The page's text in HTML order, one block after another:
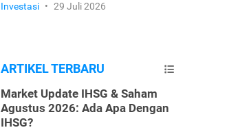
Investasi • 29 Juli 2026
ARTIKEL TERBARU
Market Update IHSG & Saham
Agustus 2026: Ada Apa Dengan
IHSG?